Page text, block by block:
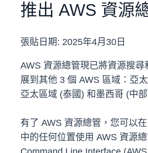
推出 AWS 資源
張貼日期: 2025年4月30日
AWS 資源總管現已將資源搜尋
展到其他 3 個 AWS 區域：亞
亞太區域 (泰國) 和墨西哥 (中部
有了 AWS 資源總管，您可以
中的任何位置使用 AWS 資源